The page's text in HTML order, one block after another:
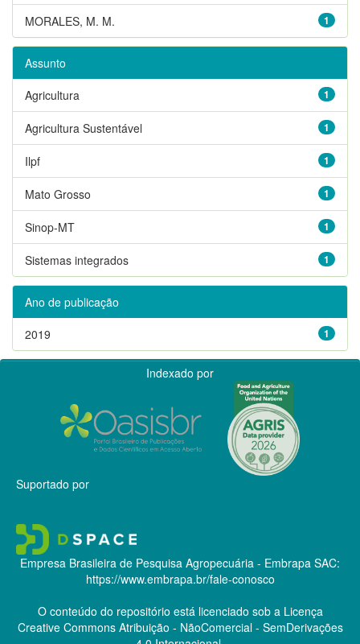
1
MORALES, M. M.
Assunto
1
Agricultura
1
Agricultura Sustentável
1
Ilpf
1
Mato Grosso
1
Sinop-MT
1
Sistemas integrados
Ano de publicação
1
2019
Indexado por
Suportado por
Empresa Brasileira de Pesquisa Agropecuária - Embrapa SAC:
https://www.embrapa.br/fale-conosco
O conteúdo do repositório está licenciado sob a Licença
Creative CommonsAtribuição - NãoComercial - SemDerivações